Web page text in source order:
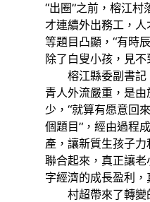
“出圈”之前，榕江村
才連續外出務工，
等題目凸顯，“有時
除了白叟小孩，見不
榕江縣委副書記
青人外流嚴重，是
少，“就算有愿意回
個題目”，經由過程
產，讓新質生孩子
聯合起來，真正讓
字經濟的成長盈利，
村超帶來了轉變